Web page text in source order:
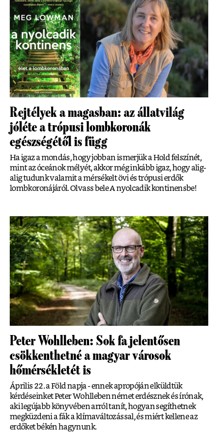
Rejtélyek a magasban: az állatvilág
jóléte a trópusi lombkoronák
egészségétől is függ
Ha igaz a mondás, hogy jobban ismerjük a Hold felszínét,
mint az óceánok mélyét, akkor még inkább igaz, hogy alig-
alig tudunk valamit a mérsékelt övi és trópusi erdők
lombkoronájáról. Olvass bele A nyolcadik kontinensbe!
Peter Wohlleben: Sok fa jelentősen
csökkenthetné a magyar városok
hőmérsékletét is
Április 22. a Föld napja - ennek apropóján elküldtük
kérdéseinket Peter Wohlleben német erdésznek és írónak,
aki legújabb könyvében arról tanít, hogyan segíthetnek
megküzdeni a fák a klímaváltozással, és miért kellene az
erdőket békén hagynunk.